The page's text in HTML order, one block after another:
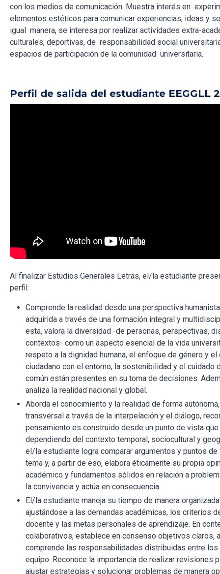
con los medios de comunicación. Muestra interés en
elementos estéticos para comunicar experiencias, ideas y
igual manera, se interesa por realizar actividades extra-
culturales, deportivas, de responsabilidad social
espacios de participación de la comunidad universitaria.
Perfil de salida del estudiante EEGGLL
Al finalizar Estudios Generales Letras, el/la estudiante
perfil:
Comprende la realidad desde una perspectiva
adquirida a través de una formación integral y
esta, valora la diversidad -de personas, perspectivas,
contextos- como un aspecto esencial de la vida
respeto a la dignidad humana, el enfoque de género y
ciudadano con el entorno, la sostenibilidad y el cuidado
común están presentes en su toma de decisiones.
analiza la realidad nacional y global.
Aborda el conocimiento y la realidad de forma
transversal a través de la interpelación y el diálogo,
pensamiento es construido desde un punto de vista
dependiendo del contexto temporal, sociocultural y
el/la estudiante logra comparar argumentos y puntos
tema y, a partir de eso, elabora éticamente su propia
académico y fundamentos sólidos en relación a
la convivencia y actúa en consecuencia.
El/la estudiante maneja su tiempo de manera
ajustándose a las demandas académicas, los criterios
docente y las metas personales de aprendizaje. En
colaborativos, establece en consenso objetivos claros,
comprende las responsabilidades distribuidas entre
equipo. Reconoce la importancia de realizar revisiones
ajustar estrategias y solucionar problemas de manera